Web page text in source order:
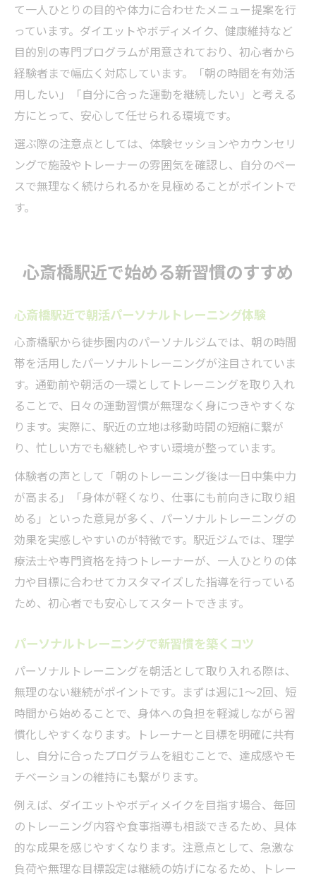
て一人ひとりの目的や体力に合わせたメニュー提案を行
っています。ダイエットやボディメイク、健康維持など
目的別の専門プログラムが用意されており、初心者から
経験者まで幅広く対応しています。「朝の時間を有効活
用したい」「自分に合った運動を継続したい」と考える
方にとって、安心して任せられる環境です。
選ぶ際の注意点としては、体験セッションやカウンセリ
ングで施設やトレーナーの雰囲気を確認し、自分のペー
スで無理なく続けられるかを見極めることがポイントで
す。
心斎橋駅近で始める新習慣のすすめ
心斎橋駅近で朝活パーソナルトレーニング体験
心斎橋駅から徒歩圏内のパーソナルジムでは、朝の時間
帯を活用したパーソナルトレーニングが注目されていま
す。通勤前や朝活の一環としてトレーニングを取り入れ
ることで、日々の運動習慣が無理なく身につきやすくな
ります。実際に、駅近の立地は移動時間の短縮に繋が
り、忙しい方でも継続しやすい環境が整っています。
体験者の声として「朝のトレーニング後は一日中集中力
が高まる」「身体が軽くなり、仕事にも前向きに取り組
める」といった意見が多く、パーソナルトレーニングの
効果を実感しやすいのが特徴です。駅近ジムでは、理学
療法士や専門資格を持つトレーナーが、一人ひとりの体
力や目標に合わせてカスタマイズした指導を行っている
ため、初心者でも安心してスタートできます。
パーソナルトレーニングで新習慣を築くコツ
パーソナルトレーニングを朝活として取り入れる際は、
無理のない継続がポイントです。まずは週に1～2回、短
時間から始めることで、身体への負担を軽減しながら習
慣化しやすくなります。トレーナーと目標を明確に共有
し、自分に合ったプログラムを組むことで、達成感やモ
チベーションの維持にも繋がります。
例えば、ダイエットやボディメイクを目指す場合、毎回
のトレーニング内容や食事指導も相談できるため、具体
的な成果を感じやすくなります。注意点として、急激な
負荷や無理な目標設定は継続の妨げになるため、トレー